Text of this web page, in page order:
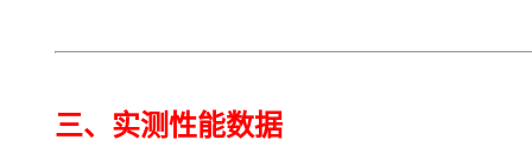
三、实测性能数据